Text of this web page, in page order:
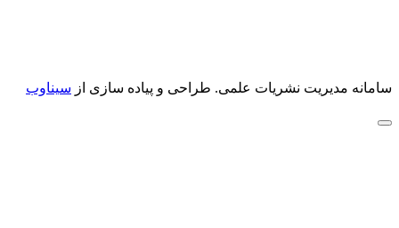
سامانه مدیریت نشریات علمی. طراحی و پیاده سازی از سیناوب